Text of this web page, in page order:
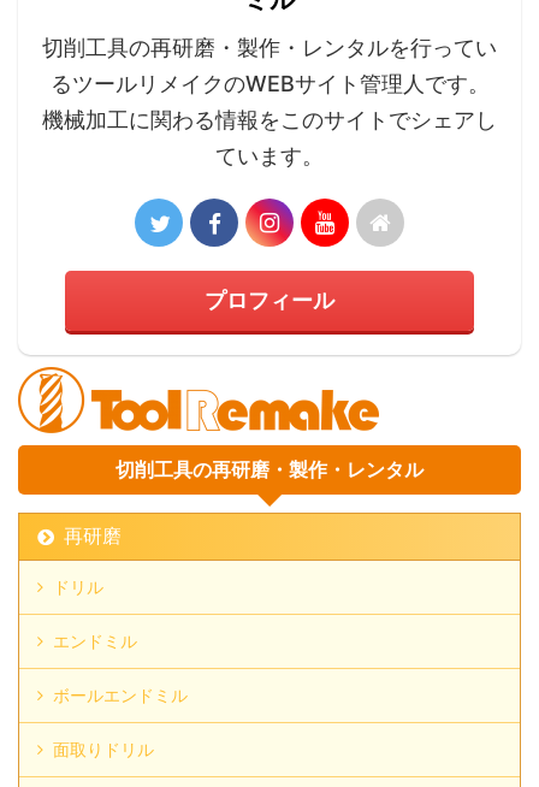
切削工具の再研磨・製作・レンタルを行ってい
るツールリメイクのWEBサイト管理人です。
機械加工に関わる情報をこのサイトでシェアし
ています。
プロフィール
切削工具の再研磨・製作・レンタル
再研磨
ドリル
エンドミル
ボールエンドミル
面取りドリル